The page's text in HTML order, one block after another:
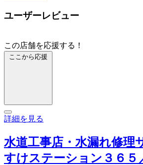
ユーザーレビュー
この店舗を応援する！
ここから応援
詳細を見る
水道工事店・水漏れ修理
すけステーション３６５